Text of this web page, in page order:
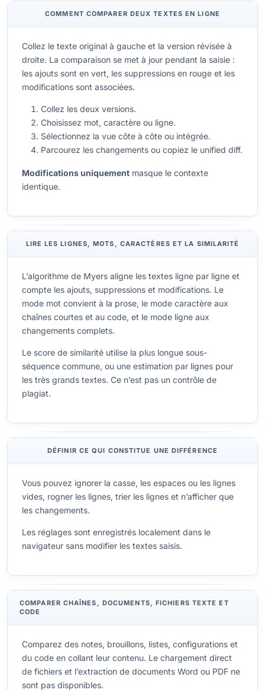
COMMENT COMPARER DEUX TEXTES EN LIGNE
Collez le texte original à gauche et la version révisée à
droite. La comparaison se met à jour pendant la saisie :
les ajouts sont en vert, les suppressions en rouge et les
modifications sont associées.
Collez les deux versions.
Choisissez mot, caractère ou ligne.
Sélectionnez la vue côte à côte ou intégrée.
Parcourez les changements ou copiez le unified diff.
Modifications uniquement masque le contexte
identique.
LIRE LES LIGNES, MOTS, CARACTÈRES ET LA SIMILARITÉ
L’algorithme de Myers aligne les textes ligne par ligne et
compte les ajouts, suppressions et modifications. Le
mode mot convient à la prose, le mode caractère aux
chaînes courtes et au code, et le mode ligne aux
changements complets.
Le score de similarité utilise la plus longue sous-
séquence commune, ou une estimation par lignes pour
les très grands textes. Ce n’est pas un contrôle de
plagiat.
DÉFINIR CE QUI CONSTITUE UNE DIFFÉRENCE
Vous pouvez ignorer la casse, les espaces ou les lignes
vides, rogner les lignes, trier les lignes et n’afficher que
les changements.
Les réglages sont enregistrés localement dans le
navigateur sans modifier les textes saisis.
COMPARER CHAÎNES, DOCUMENTS, FICHIERS TEXTE ET
CODE
Comparez des notes, brouillons, listes, configurations et
du code en collant leur contenu. Le chargement direct
de fichiers et l’extraction de documents Word ou PDF ne
sont pas disponibles.